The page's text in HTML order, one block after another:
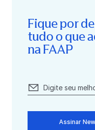
Fique por
tudo o que
na FAAP
Assinar